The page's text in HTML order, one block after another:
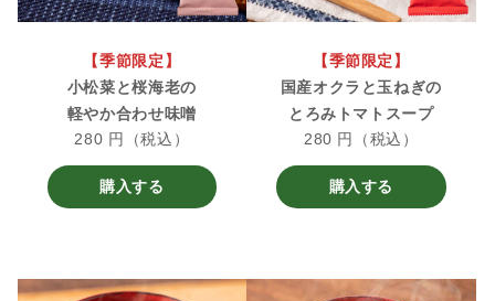
【季節限定】
小松菜と桜海老の
軽やか合わせ味噌
280 円（税込）
購入する
【季節限定】
国産オクラと玉ねぎの
とろみトマトスープ
280 円（税込）
購入する